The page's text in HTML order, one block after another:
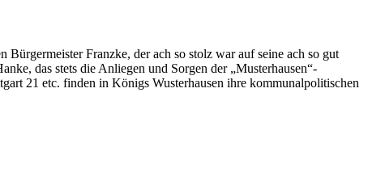
Franzke, der ach so stolz war auf seine ach so gut
das stets die Anliegen und Sorgen der „Musterhausen“-
21 etc. finden in Königs Wusterhausen ihre kommunalpolitischen